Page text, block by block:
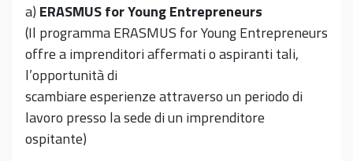
a) ERASMUS for Young Entrepreneurs
(Il programma ERASMUS for Young Entrepreneurs
offre a imprenditori affermati o aspiranti tali,
l’opportunità di
scambiare esperienze attraverso un periodo di
lavoro presso la sede di un imprenditore
ospitante)